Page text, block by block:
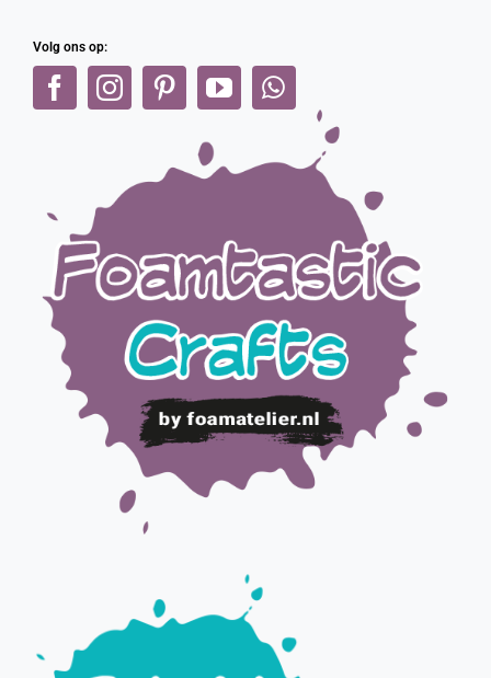
Volg ons op: